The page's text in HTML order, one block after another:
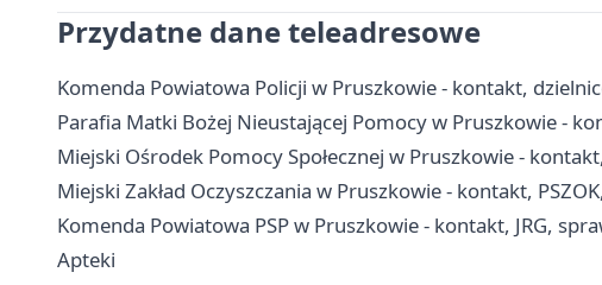
Przydatne dane teleadresowe
Komenda Powiatowa Policji w Pruszkowie - kontakt,
Parafia Matki Bożej Nieustającej Pomocy w Pruszkowie -
Miejski Ośrodek Pomocy Społecznej w Pruszkowie -
Miejski Zakład Oczyszczania w Pruszkowie - kontakt,
Komenda Powiatowa PSP w Pruszkowie - kontakt, JRG,
Apteki